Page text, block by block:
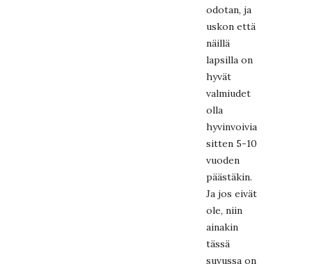
odotan, ja
uskon että
näillä
lapsilla on
hyvät
valmiudet
olla
hyvinvoivia
sitten 5-10
vuoden
päästäkin.
Ja jos eivät
ole, niin
ainakin
tässä
suvussa on